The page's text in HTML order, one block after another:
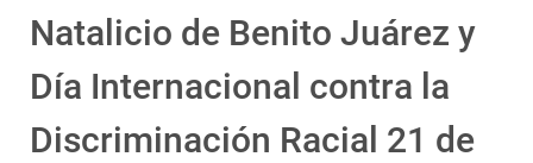
Natalicio de Benito Juárez y
Día Internacional contra la
Discriminación Racial 21 de